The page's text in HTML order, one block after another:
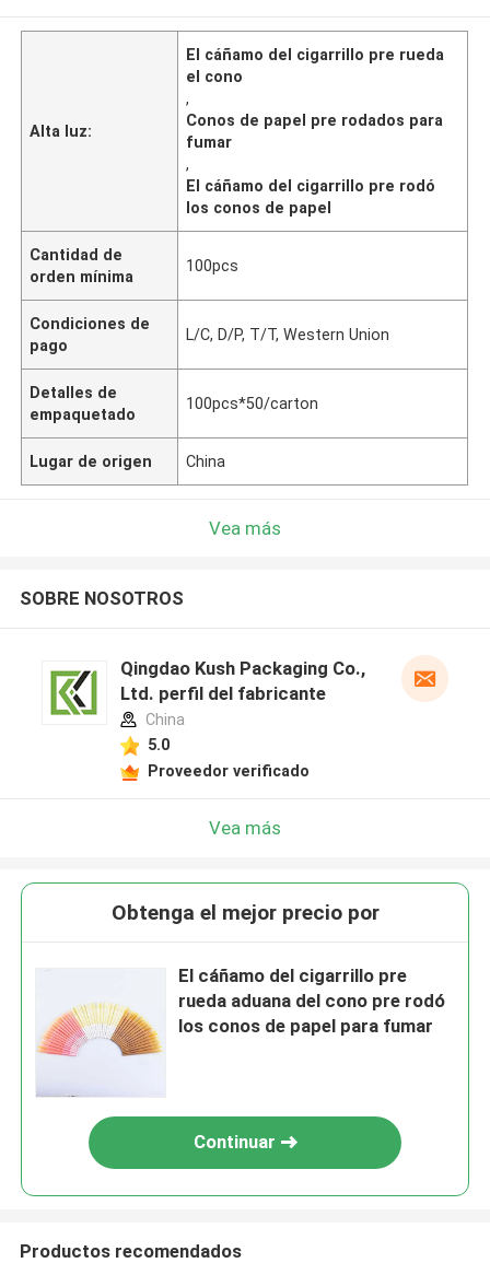
Alta luz:
El cáñamo del cigarrillo pre rueda
el cono
,
Conos de papel pre rodados para
fumar
,
El cáñamo del cigarrillo pre rodó
los conos de papel
Cantidad de
orden mínima
100pcs
Condiciones de
pago
L/C, D/P, T/T, Western Union
Detalles de
empaquetado
100pcs*50/carton
Lugar de origen China
Vea más
SOBRE NOSOTROS
Qingdao Kush Packaging Co.,
Ltd. perfil del fabricante
China
5.0
Proveedor verificado
Vea más
Obtenga el mejor precio por
El cáñamo del cigarrillo pre
rueda aduana del cono pre rodó
los conos de papel para fumar
Continuar
Productos recomendados